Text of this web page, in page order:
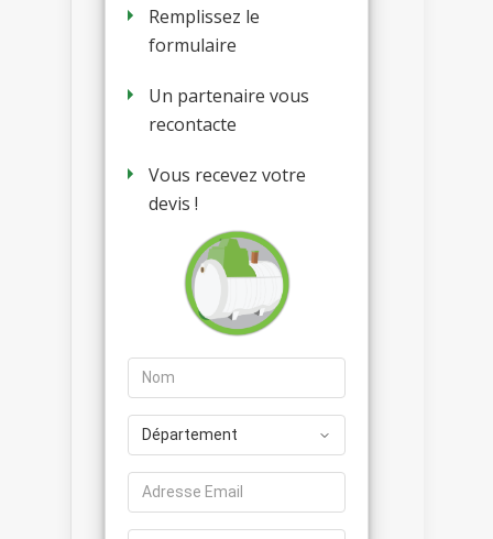
Remplissez le
formulaire
Un partenaire vous
recontacte
Vous recevez votre
devis !